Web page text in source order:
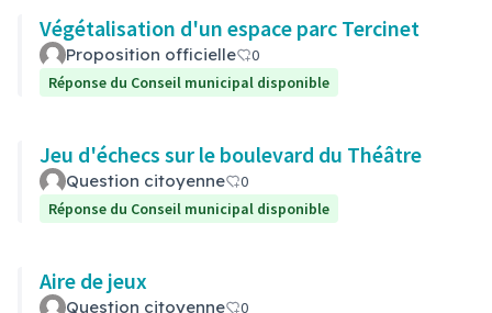
Végétalisation d'un espace parc Tercinet
Proposition officielle
0
Réponse du Conseil municipal disponible
Jeu d'échecs sur le boulevard du Théâtre
Question citoyenne
0
Réponse du Conseil municipal disponible
Aire de jeux
Question citoyenne
0